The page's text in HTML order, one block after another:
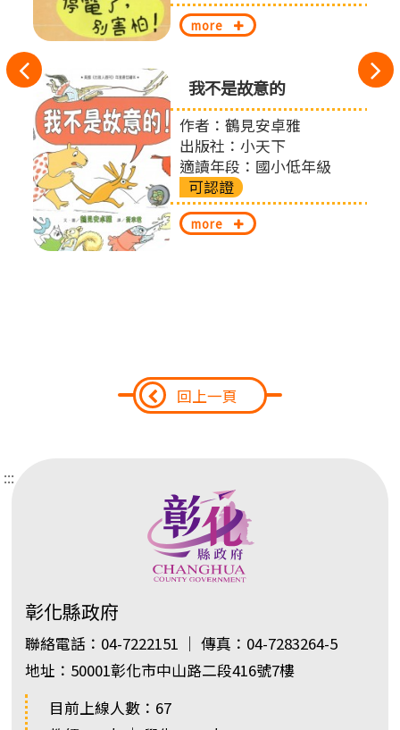
往
左
切
換
more
我不是故意的
作者：鶴見安卓雅
出版社：小天下
適讀年段：國小低年級
可認證
more
回上一頁
:::
彰化縣政府
聯絡電話：04-7222151 ｜ 傳真：04-7283264-5
地址：50001彰化市中山路二段416號7樓
目前上線人數：67